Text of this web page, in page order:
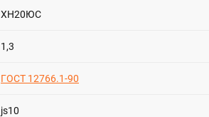
ХН20ЮС
1,3
ГОСТ 12766.1-90
js10